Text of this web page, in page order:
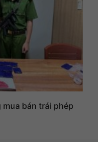
bán trái phép